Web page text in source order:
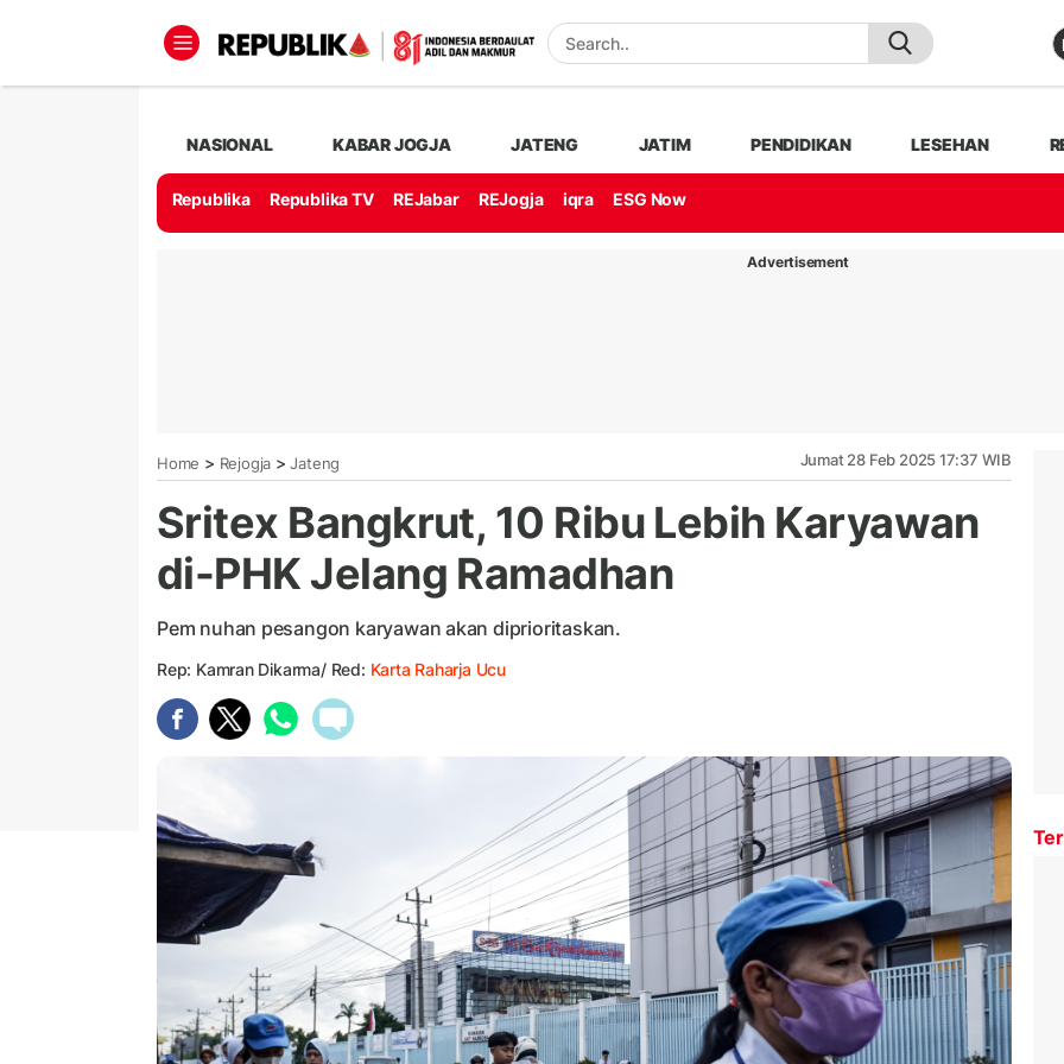
NASIONAL KABAR JOGJA JATENG JATIM PENDIDIKAN LESEHAN
Republika Republika TV REJabar REJogja iqra ESG Now
Advertisement
Home > Rejogja > Jateng Jumat 28 Feb 2025 17:37 WIB
Sritex Bangkrut, 10 Ribu Lebih Karyawan
di-PHK Jelang Ramadhan
Pem nuhan pesangon karyawan akan diprioritaskan.
Rep: Kamran Dikarma/ Red: Karta Raharja Ucu